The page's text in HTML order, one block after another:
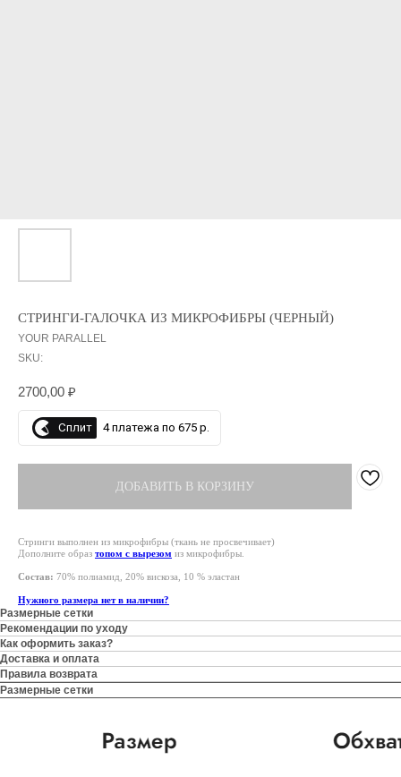
СТРИНГИ-ГАЛОЧКА ИЗ МИКРОФИБРЫ (ЧЕРНЫЙ)
YOUR PARALLEL
SKU:
2700,00 ₽
Сплит 4 платежа по 675 р.
ДОБАВИТЬ В КОРЗИНУ
Стринги выполнен из микрофибры (ткань не просвечивает)
Дополните образ топом с вырезом из микрофибры.
Состав: 70% полиамид, 20% вискоза, 10 % эластан
Нужного размера нет в наличии?
Размерные сетки
Рекомендации по уходу
Как оформить заказ?
Доставка и оплата
Правила возврата
Размерные сетки